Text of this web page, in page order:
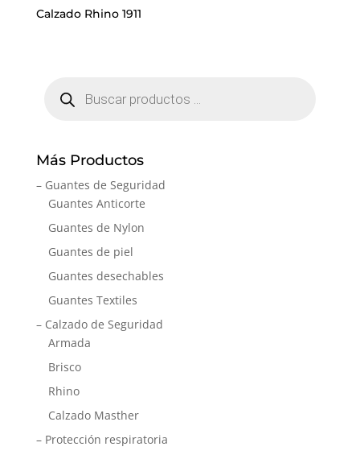
Calzado Rhino 1911
productos
Más Productos
– Guantes de Seguridad
Guantes Anticorte
Guantes de Nylon
Guantes de piel
Guantes desechables
Guantes Textiles
– Calzado de Seguridad
Armada
Brisco
Rhino
Calzado Masther
– Protección respiratoria